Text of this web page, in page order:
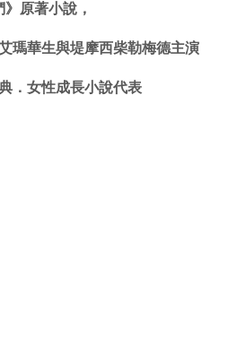
原著小說，
瑪華生與堤摩西柴勒梅德主演
．女性成長小說代表